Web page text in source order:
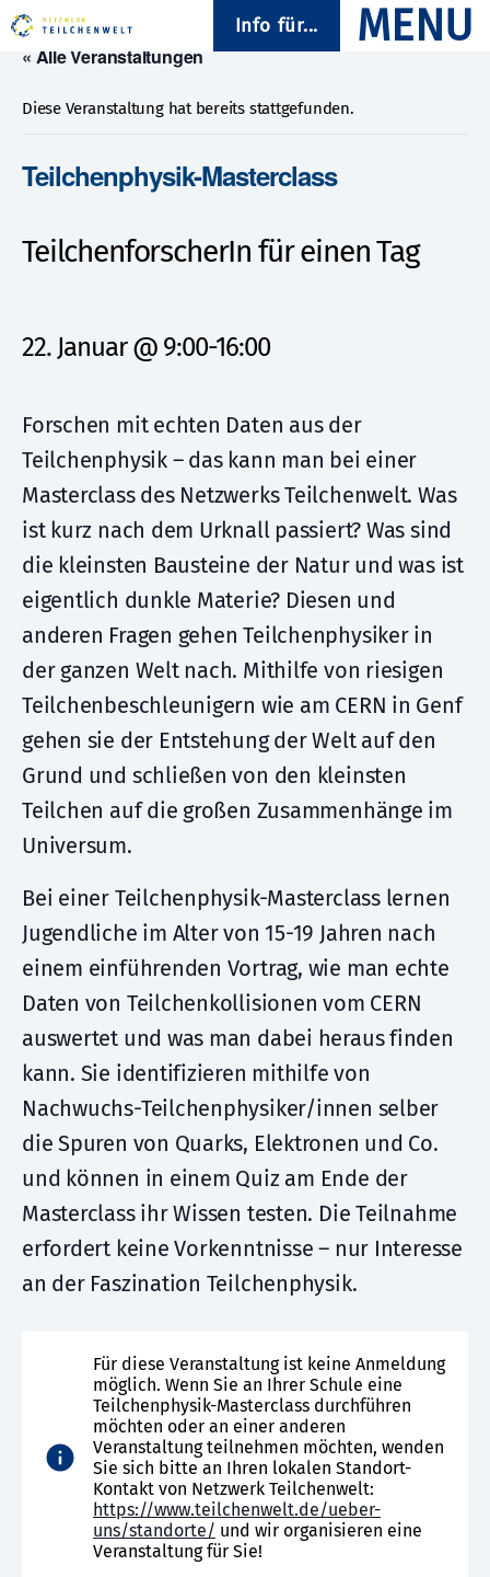
Info für...
« Alle Veranstaltungen
Diese Veranstaltung hat bereits stattgefunden.
Teilchenphysik-Masterclass
TeilchenforscherIn für einen Tag
22. Januar @ 9:00-16:00
Forschen mit echten Daten aus der
Teilchenphysik – das kann man bei einer
Masterclass des Netzwerks Teilchenwelt. Was
ist kurz nach dem Urknall passiert? Was sind
die kleinsten Bausteine der Natur und was ist
eigentlich dunkle Materie? Diesen und
anderen Fragen gehen Teilchenphysiker in
der ganzen Welt nach. Mithilfe von riesigen
Teilchenbeschleunigern wie am CERN in Genf
gehen sie der Entstehung der Welt auf den
Grund und schließen von den kleinsten
Teilchen auf die großen Zusammenhänge im
Universum.
Bei einer Teilchenphysik-Masterclass lernen
Jugendliche im Alter von 15-19 Jahren nach
einem einführenden Vortrag, wie man echte
Daten von Teilchenkollisionen vom CERN
auswertet und was man dabei heraus finden
kann. Sie identifizieren mithilfe von
Nachwuchs-Teilchenphysiker/innen selber
die Spuren von Quarks, Elektronen und Co.
und können in einem Quiz am Ende der
Masterclass ihr Wissen testen. Die Teilnahme
erfordert keine Vorkenntnisse – nur Interesse
an der Faszination Teilchenphysik.
Für diese Veranstaltung ist keine Anmeldung
möglich. Wenn Sie an Ihrer Schule eine
Teilchenphysik-Masterclass durchführen
möchten oder an einer anderen
Veranstaltung teilnehmen möchten, wenden
Sie sich bitte an Ihren lokalen Standort-
Kontakt von Netzwerk Teilchenwelt:
https://www.teilchenwelt.de/ueber-
uns/standorte/ und wir organisieren eine
Veranstaltung für Sie!